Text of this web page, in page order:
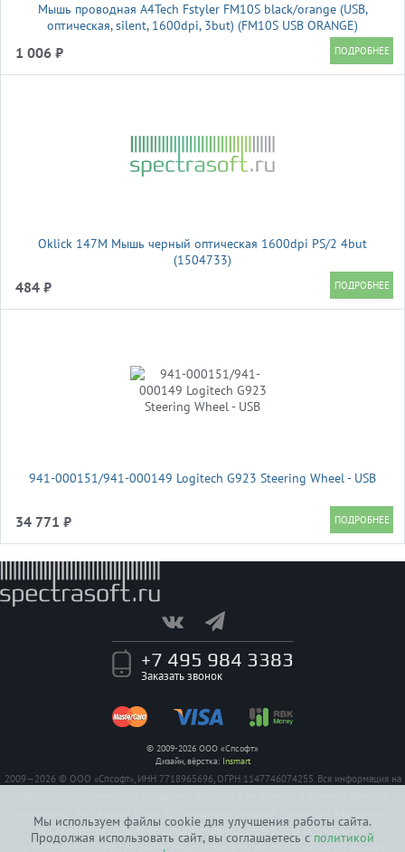
Мы используем файлы cookie для улучшения работы сайта.
Продолжая использовать сайт, вы соглашаетесь с политикой
Мышь проводная A4Tech Fstyler FM10S black/orange (USB,
оптическая, silent, 1600dpi, 3but) (FM10S USB ORANGE)
1 006 ₽
Oklick 147M Мышь черный оптическая 1600dpi PS/2 4but
(1504733)
484 ₽
941-000151/941-000149 Logitech G923 Steering Wheel - USB
34 771 ₽
+7 495 984 3383
Заказать звонок
© 2009-2026 ООО «Спсофт»
Дизайн, вёрстка: Insmart
2009—2026 © ООО «Спсофт», ИНН 7718965696, ОГРН 1147746074255. Вся информация на
определяемой положением Статьи 437 Гражданского кодекса Российской Федерации. На
все заявленные на сайте авторизации имеются сертификаты полученные от
производителей. Услуги по ремонту предоставляются авторизованными сервисными